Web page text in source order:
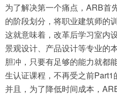
为了解决第一个痛点，ARB首
的阶段划分，将职业建筑师的
这就意味着，改革后学习室内
景观设计、产品设计等专业的
胆冲，只要有足够的能力就都
生认证课程，不再受之前Part1
并且，为了降低时间成本，